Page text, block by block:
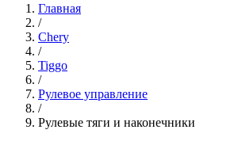
Главная
/
Chery
/
Tiggo
/
Рулевое управление
/
Рулевые тяги и наконечники